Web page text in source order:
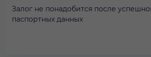
Залог не понадобится после
паспортных данных